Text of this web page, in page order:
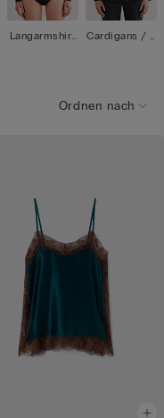
Langarmshirt
Cardigans / J
Ordnen nach